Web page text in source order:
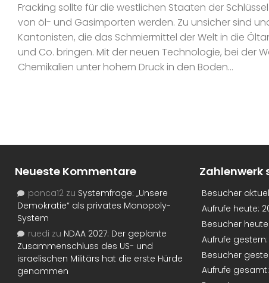
Fracking sollte für die westlichen Staaten der
von öl- und Gasimporten werden. Zu unsicher sind
Kantonisten, die das Schmiermittel der Welt in die
und Co. bringen. Mit der neuen Technologie, bei der
Chemikalien unter hohem Druck in den Boden...
Neueste Kommentare
ponca12 zu Systemfrage: „Unsere
Demokratie“ als privates Monopoly-
System
ruedi zu NDAA 2027: Der geplante
Zusammenschluss des US- und
israelischen Militärs hat die erste Hürde
genommen
Zahlenwerk
Besucher
Aufrufe heute:
Besucher heute:
Aufrufe gestern:
Besucher
Aufrufe gesamt: